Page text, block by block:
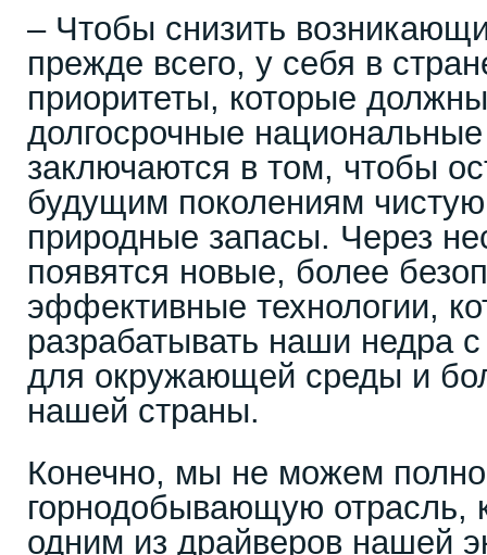
– Чтобы снизить
прежде всего, у себя в
приоритеты, которые
долгосрочные
заключаются в том, чтобы
будущим поколениям
природные запасы. Через
появятся новые, более
эффективные технологии,
разрабатывать наши недра
для окружающей среды и
нашей страны.
Конечно, мы не можем
горнодобывающую отрасль,
одним из драйверов нашей